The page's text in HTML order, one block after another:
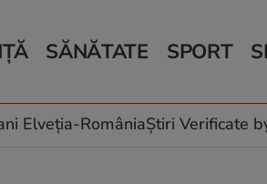
climatice
SĂNĂTATE
Relații
Rețete culinare
SPORT
Elveția-RomâniaȘtiri Verificate